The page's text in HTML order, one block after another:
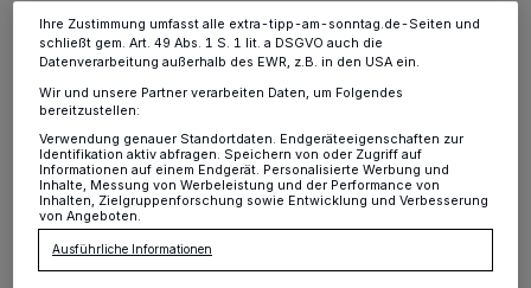
Krefeld·In der Nacht zu Mittwoch,13. August, gegen
1 Uhr meldeten zwei Zeugen der Polizei, dass ein
auffallend schneller und in Schlangenlinien fahrender
schwarzer SUV mit lautstarker Musik auf der
Steinstraße (entgegen der Einbahnstraße) nach rechts
in die Dionysiusstraße einfuhr.
13.08.2025 , 11:30 Uhr
Ihre Zustimmung umfasst alle extra-tipp-am-sonntag.de-Seiten und
schließt gem. Art. 49 Abs. 1 S. 1 lit. a DSGVO auch die
Datenverarbeitung außerhalb des EWR, z.B. in den USA ein.
Wir und unsere Partner verarbeiten Daten, um Folgendes
bereitzustellen:
Verwendung genauer Standortdaten. Endgeräteeigenschaften zur
Identifikation aktiv abfragen. Speichern von oder Zugriff auf
Informationen auf einem Endgerät. Personalisierte Werbung und
Inhalte, Messung von Werbeleistung und der Performance von
Inhalten, Zielgruppenforschung sowie Entwicklung und Verbesserung
von Angeboten.
Ausführliche Informationen